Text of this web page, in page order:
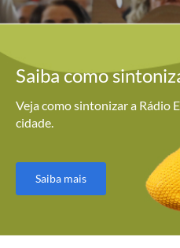
Saiba como
Veja como sintonizar a Rádio
cidade.
Saiba mais